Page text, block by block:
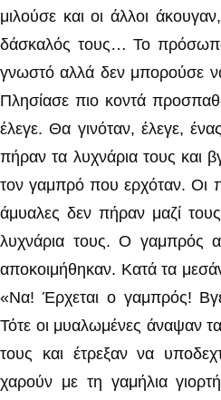
μιλούσε και οι άλλοι
δάσκαλός τους… Το
γνωστό αλλά δεν μπορούσε
Πλησίασε πιο κοντά
έλεγε. Θα γινόταν, έλεγε,
πήραν τα λυχνάρια τους και
τον γαμπρό που ερχόταν. Οι
άμυαλες δεν πήραν μαζί
λυχνάρια τους. Ο γαμπρός
αποκοιμήθηκαν. Κατά τα
«Να! Έρχεται ο γαμπρός!
Τότε οι μυαλωμένες άναψαν
τους και έτρεξαν να
χαρούν με τη γαμήλια